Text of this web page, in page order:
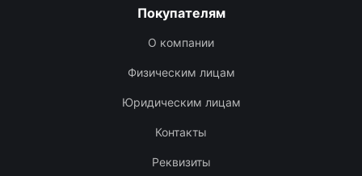
Покупателям
О компании
Физическим лицам
Юридическим лицам
Контакты
Реквизиты